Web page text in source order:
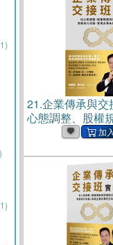
21.企業傳承與交
心態調整、股權
公室，增進兩代